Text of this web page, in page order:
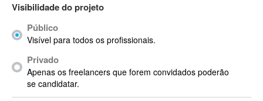
ACID Pro
ACPI
Acrobat
Acrobat X
Acronis
ACT
Visibilidade do projeto
Público
Visível para todos os profissionais.
Privado
Apenas os freelancers que forem convidados poderão
se candidatar.